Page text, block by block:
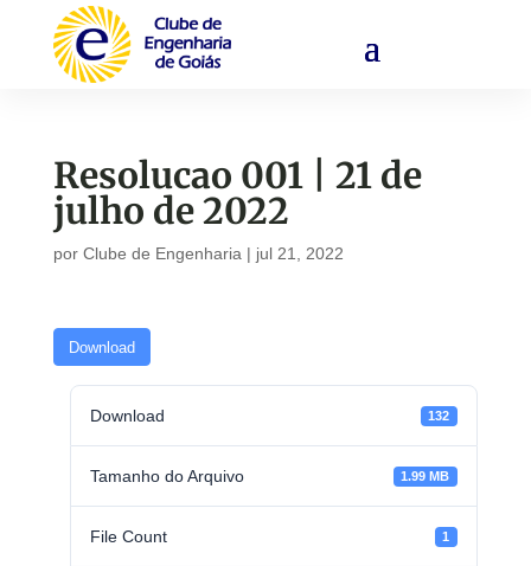
Resolucao 001 | 21 de
julho de 2022
por Clube de Engenharia| jul 21, 2022
Download
Download 132
Tamanho do Arquivo 1.99 MB
File Count 1